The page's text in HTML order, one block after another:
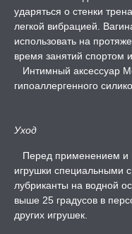
ударяться о стенки
легкой вибрацией.
использовать на
время занятий спортом
Интимный аксессуар
гипоаллергенного
Уход
Перед применением и
игрушки специальными
лубриканты на водной
выше 25 градусов в
других игрушек.